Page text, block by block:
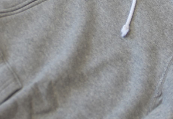
ご注意事項：製品染め後に洗濯乾燥済
る状態です。着用していくうちに詰ま
み、身体に馴染んでいきます。※製品
め上がりのお色やサイズに若干の個体
めご了承ください。また、独特のユー
少のゆがみや擦れ、縫い目部分のしわ
どは製品の特徴です。素材の持つ不均
みください。